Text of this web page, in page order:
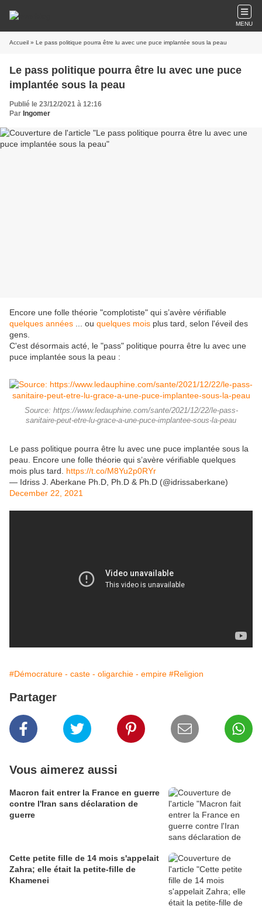
MENU
Accueil » Le pass politique pourra être lu avec une puce implantée sous la peau
Le pass politique pourra être lu avec une puce
implantée sous la peau
Publié le 23/12/2021 à 12:16
Par Ingomer
Encore une folle théorie "complotiste" qui s’avère vérifiable
quelques années ... ou quelques mois plus tard, selon l'éveil des
gens.
C'est désormais acté, le "pass" politique pourra être lu avec une
puce implantée sous la peau :
Source: https://www.ledauphine.com/sante/2021/12/22/le-pass-
sanitaire-peut-etre-lu-grace-a-une-puce-implantee-sous-la-peau
Le pass politique pourra être lu avec une puce implantée sous la
peau. Encore une folle théorie qui s’avère vérifiable quelques
mois plus tard. https://t.co/M8Yu2p0RYr
— Idriss J. Aberkane Ph.D, Ph.D & Ph.D (@idrissaberkane)
December 22, 2021
#Démocrature - caste - oligarchie - empire #Religion
Partager
Vous aimerez aussi
Macron fait entrer la France en guerre
contre l'Iran sans déclaration de
guerre
Cette petite fille de 14 mois s'appelait
Zahra; elle était la petite-fille de
Khamenei